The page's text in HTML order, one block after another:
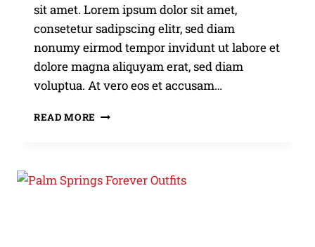
sit amet. Lorem ipsum dolor sit amet,
consetetur sadipscing elitr, sed diam
nonumy eirmod tempor invidunt ut labore et
dolore magna aliquyam erat, sed diam
voluptua. At vero eos et accusam…
READ MORE FASHION